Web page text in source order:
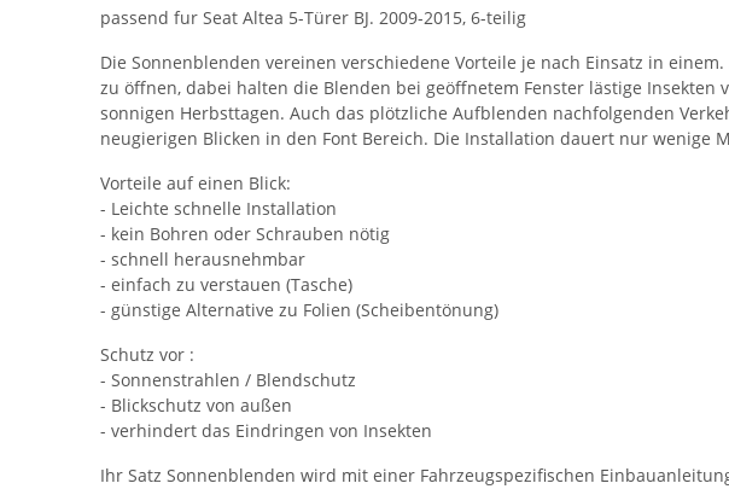
passend fur Seat Altea 5-Türer BJ. 2009-2015, 6-teilig
Die Sonnenblenden vereinen verschiedene Vorteile je nach Einsatz in
zu öffnen, dabei halten die Blenden bei geöffnetem Fenster lästige
sonnigen Herbsttagen. Auch das plötzliche Aufblenden nachfolgenden
neugierigen Blicken in den Font Bereich. Die Installation dauert nur
Vorteile auf einen Blick:
- Leichte schnelle Installation
- kein Bohren oder Schrauben nötig
- schnell herausnehmbar
- einfach zu verstauen (Tasche)
- günstige Alternative zu Folien (Scheibentönung)
Schutz vor :
- Sonnenstrahlen / Blendschutz
- Blickschutz von außen
- verhindert das Eindringen von Insekten
Ihr Satz Sonnenblenden wird mit einer Fahrzeugspezifischen